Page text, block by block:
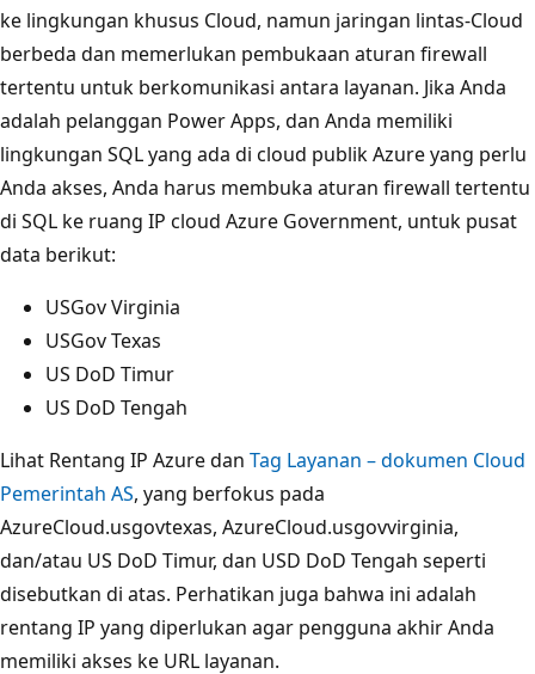
ke lingkungan khusus Cloud, namun jaringan lintas-Cloud
berbeda dan memerlukan pembukaan aturan firewall
tertentu untuk berkomunikasi antara layanan. Jika Anda
adalah pelanggan Power Apps, dan Anda memiliki
lingkungan SQL yang ada di cloud publik Azure yang perlu
Anda akses, Anda harus membuka aturan firewall tertentu
di SQL ke ruang IP cloud Azure Government, untuk pusat
data berikut:
USGov Virginia
USGov Texas
US DoD Timur
US DoD Tengah
Lihat Rentang IP Azure dan Tag Layanan – dokumen Cloud
Pemerintah AS, yang berfokus pada
AzureCloud.usgovtexas, AzureCloud.usgovvirginia,
dan/atau US DoD Timur, dan USD DoD Tengah seperti
disebutkan di atas. Perhatikan juga bahwa ini adalah
rentang IP yang diperlukan agar pengguna akhir Anda
memiliki akses ke URL layanan.